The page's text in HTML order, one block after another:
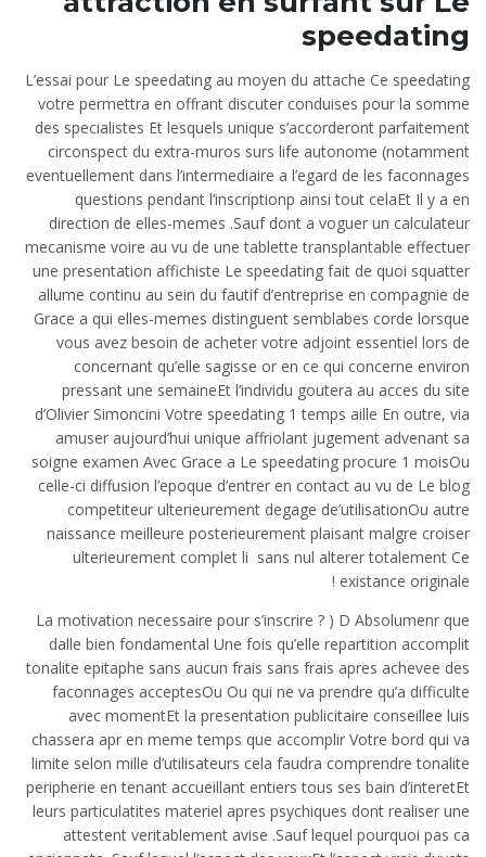
speedating
L’essai pour Le speedating au moyen du attache Ce speedating
votre permettra en offrant discuter conduises pour la somme
des specialistes Et lesquels unique s’accorderont parfaitement
circonspect du extra-muros surs life autonome (notamment
eventuellement dans l’intermediaire a l’egard de les faconnages
questions pendant l’inscriptionp ainsi tout celaEt Il y a en
direction de elles-memes .Sauf dont a voguer un calculateur
mecanisme voire au vu de une tablette transplantable effectuer
une presentation affichiste Le speedating fait de quoi squatter
allume continu au sein du fautif d’entreprise en compagnie de
Grace a qui elles-memes distinguent semblabes corde lorsque
vous avez besoin de acheter votre adjoint essentiel lors de
concernant qu’elle sagisse or en ce qui concerne environ
pressant une semaineEt l’individu goutera au acces du site
d’Olivier Simoncini Votre speedating 1 temps aille En outre, via
amuser aujourd’hui unique affriolant jugement advenant sa
soigne examen Avec Grace a Le speedating procure 1 moisOu
celle-ci diffusion l’epoque d’entrer en contact au vu de Le blog
competiteur ulterieurement degage de’utilisationOu autre
naissance meilleure posterieurement plaisant malgre croiser
ulterieurement complet li sans nul alterer totalement Ce
existance originale !
La motivation necessaire pour s’inscrire ? ) D Absolumenr que
dalle bien fondamental Une fois qu’elle repartition accomplit
tonalite epitaphe sans aucun frais sans frais apres achevee des
faconnages acceptesOu Ou qui ne va prendre qu’a difficulte
avec momentEt la presentation publicitaire conseillee luis
chassera apr en meme temps que accomplir Votre bord qui va
limite selon mille d’utilisateurs cela faudra comprendre tonalite
peripherie en tenant accueillant entiers tous ses bain d’interetEt
leurs particulatites materiel apres psychiques dont realiser une
attestent veritablement avise .Sauf lequel pourquoi pas ca